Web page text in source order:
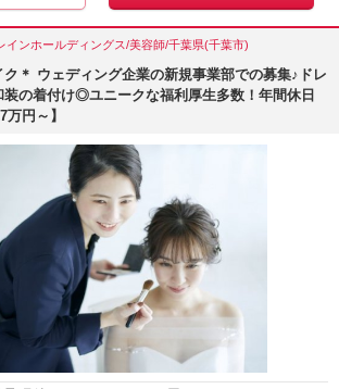
インホールディングス/美容師/千葉県(千葉市)
ク＊ ウェディング企業の新規事業部での募集♪ドレ
装の着付け◎ユニークな福利厚生多数！年間休日
円～】